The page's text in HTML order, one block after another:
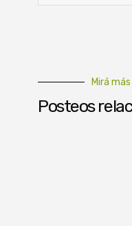
Mirá más
Posteos